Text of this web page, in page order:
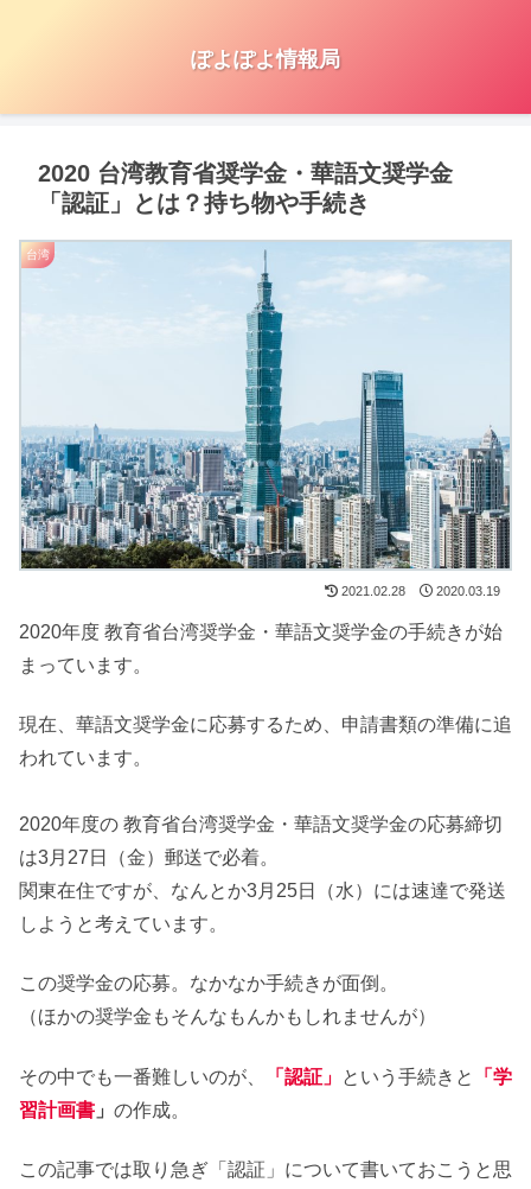
ぽよぽよ情報局
2020 台湾教育省奨学金・華語文奨学金
「認証」とは？持ち物や手続き
台湾
2021.02.28 2020.03.19
2020年度 教育省台湾奨学金・華語文奨学金の手続きが始
まっています。
現在、華語文奨学金に応募するため、申請書類の準備に追
われています。
2020年度の 教育省台湾奨学金・華語文奨学金の応募締切
は3月27日（金）郵送で必着。
関東在住ですが、なんとか3月25日（水）には速達で発送
しようと考えています。
この奨学金の応募。なかなか手続きが面倒。
（ほかの奨学金もそんなもんかもしれませんが）
その中でも一番難しいのが、 「認証」 という手続きと
「学
習計画書 」 の作成。
この記事では取り急ぎ「認証」について書いておこうと思